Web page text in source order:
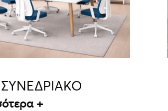
ΛΕΠΤΟΜΈΡΕΙΕΣ
ΣΥΝΕΔΡΙΑΚΟ
+